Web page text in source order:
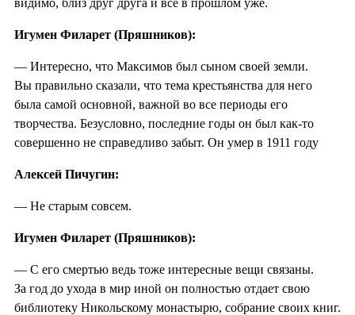
Игумен Филарет (Пряшников):
— Интересно, что Максимов был сыном своей земли.
Вы правильно сказали, что тема крестьянства для него
была самой основной, важной во все периоды его
творчества. Безусловно, последние годы он был как-то
совершенно не справедливо забыт. Он умер в 1911 году
Алексей Пичугин:
— Не старым совсем.
Игумен Филарет (Пряшников):
— С его смертью ведь тоже интересные вещи связаны.
За год до ухода в мир иной он полностью отдает свою
библиотеку Никольскому монастырю, собрание своих книг.